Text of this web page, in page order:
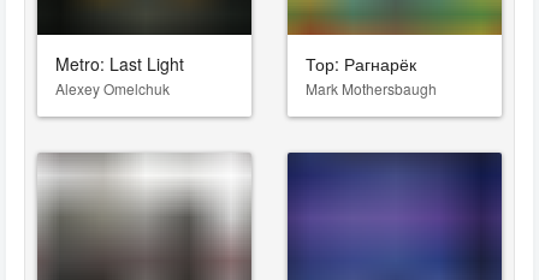
Metro: Last Light
Alexey Omelchuk
Тор: Рагнарёк
Mark Mothersbaugh